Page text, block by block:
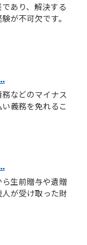
あり、解決する
が不可欠です。
などのマイナス
義務を免れるこ
生前贈与や遺贈
が受け取った財